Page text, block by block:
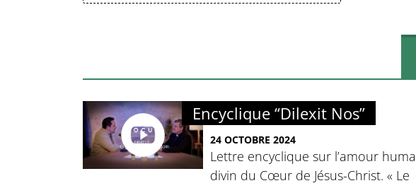
Encyclique “Dilexit Nos”
24 OCTOBRE 2024
Lettre encyclique sur l’amour
divin du Cœur de Jésus-Christ. « Le